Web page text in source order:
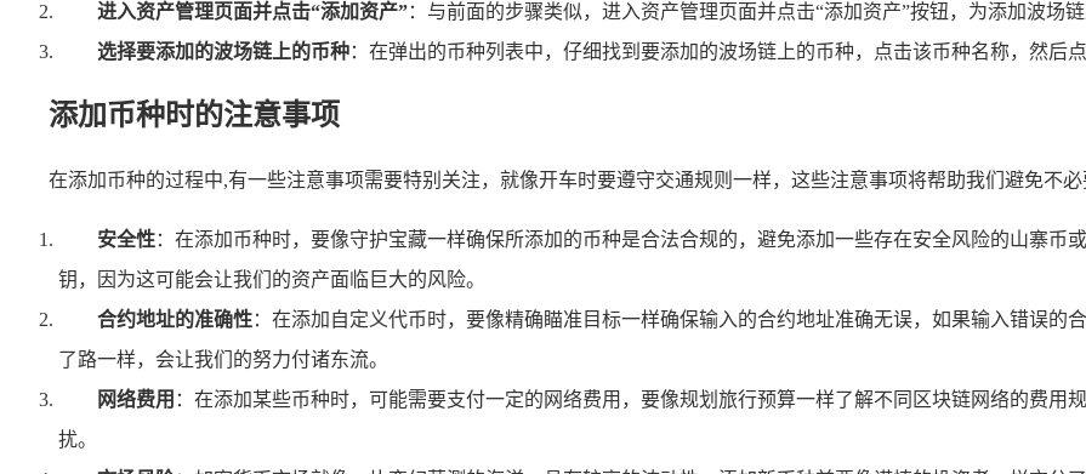
进入资产管理页面并点击“添加资产”：与前面的步骤类似，进入资产管理页面并点击“添加资产”按钮，为添加波场链
选择要添加的波场链上的币种：在弹出的币种列表中，仔细找到要添加的波场链上的币种，点击该币种名称，然后
添加币种时的注意事项
在添加币种的过程中,有一些注意事项需要特别关注，就像开车时要遵守交通规则一样，这些注意事项将帮助我们避免不必
安全性：在添加币种时，要像守护宝藏一样确保所添加的币种是合法合规的，避免添加一些存在安全风险的山寨币
钥，因为这可能会让我们的资产面临巨大的风险。
合约地址的准确性：在添加自定义代币时，要像精确瞄准目标一样确保输入的合约地址准确无误，如果输入错误的
了路一样，会让我们的努力付诸东流。
网络费用 ：在添加某些币种时，可能需要支付一定的网络费用，要像规划旅行预算一样了解不同区块链网络的费用
扰。